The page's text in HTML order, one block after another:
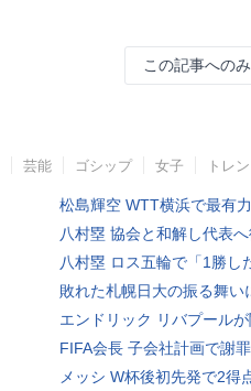
この記事への
芸能 ゴシップ 女子 トレ
松島輝空 WTT横浜で最有
八村塁 協会と和解し代表
八村塁 ロス五輪で「1勝し
敗れた札幌日大の振る舞い
エンドリック リバプール
FIFA会長 子会社計画で謝
メッシ W杯後初先発で2得